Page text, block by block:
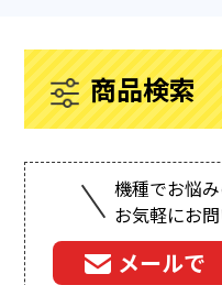
商品検索
機種でお悩
お気軽にお
メールで